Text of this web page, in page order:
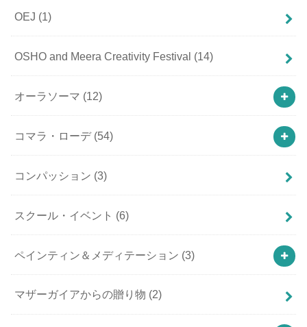
OEJ (1)
OSHO and Meera Creativity Festival (14)
オーラソーマ (12)
コマラ・ローデ (54)
コンパッション (3)
スクール・イベント (6)
ペインティン＆メディテーション (3)
マザーガイアからの贈り物 (2)